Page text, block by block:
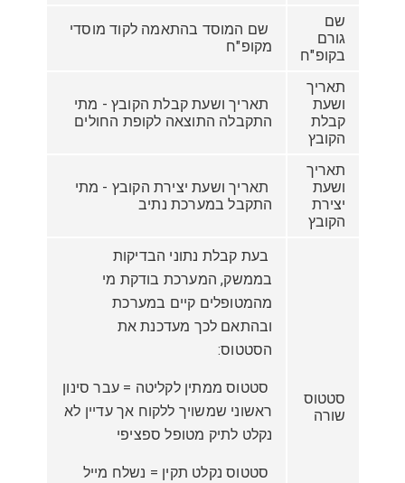
שם
גורם
בקופ"ח
שם המוסד בהתאמה לקוד מוסדי
מקופ"ח
תאריך
ושעת
קבלת
הקובץ
תאריך ושעת קבלת הקובץ - מתי
התקבלה התוצאה לקופת החולים
תאריך
ושעת
יצירת
הקובץ
תאריך ושעת יצירת הקובץ - מתי
התקבל במערכת נתיב
סטטוס
שורה
בעת קבלת נתוני הבדיקות
בממשק, המערכת בודקת מי
מהמטופלים קיים במערכת
ובהתאם לכך מעדכנת את
הסטטוס:
סטטוס ממתין לקליטה = עבר סינון
ראשוני שמשויך ללקוח אך עדיין לא
נקלט לתיק מטופל ספציפי
סטטוס נקלט תקין = נשלח מייל